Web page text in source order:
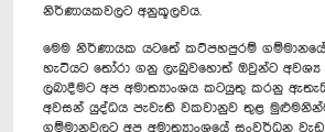
නිර්ණායකවලට අනුකූලවය.
මෙම නිර්ණායක යටතේ කට්පහපුරම් ගම්මානයේ
හැටියට තෝරා ගනු ලැබුවහොත් ඔවුන්ට අවශ්‍ය
ලබාදීමට අප අමාත්‍යාංශය කටයුතු කරනු
අවසන් යුද්ධය පැවැති වකවානුව තුළ
ගම්මානවලට අප අමාත්‍යාංශයේ සංවර්ධන